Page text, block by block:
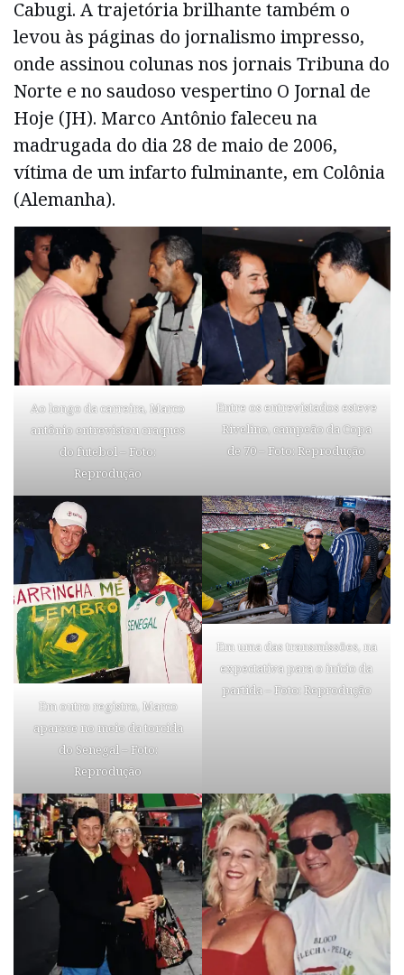
Cabugi. A trajetória brilhante também o
levou às páginas do jornalismo impresso,
onde assinou colunas nos jornais Tribuna do
Norte e no saudoso vespertino O Jornal de
Hoje (JH). Marco Antônio faleceu na
madrugada do dia 28 de maio de 2006,
vítima de um infarto fulminante, em Colônia
(Alemanha).
Ao longo da carreira, Marco
antônio entrevistou craques
do futebol – Foto:
Reprodução
Entre os entrevistados esteve
Rivelino, campeão da Copa
de 70 – Foto: Reprodução
Em outro registro, Marco
aparece no meio da torcida
do Senegal – Foto:
Reprodução
Em uma das transmissões, na
expectativa para o início da
partida – Foto: Reprodução